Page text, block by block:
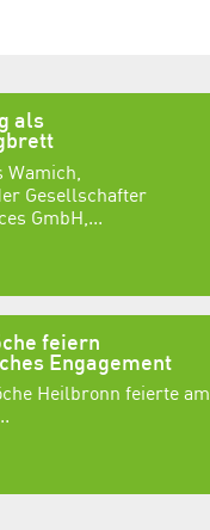
als
Gesellschafter
GmbH,...
feiern
Engagement
Heilbronn feierte am